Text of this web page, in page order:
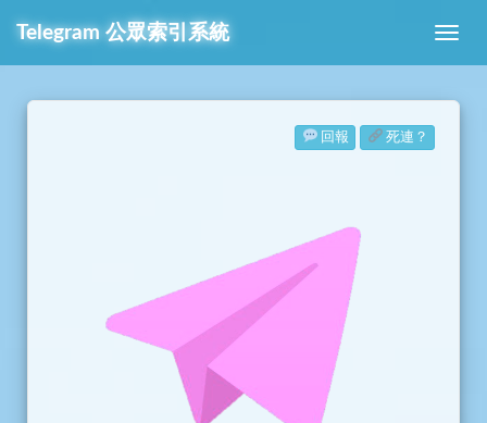
Telegram 公眾索引系統
回報 死連？